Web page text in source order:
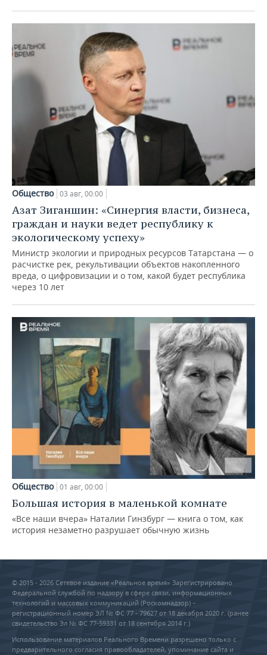
Общество 03 авг, 00:00
Азат Зиганшин: «Синергия власти, бизнеса,
граждан и науки ведет республику к
экологическому успеху»
Министр экологии и природных ресурсов Татарстана — о
расчистке рек, рекультивации объектов накопленного
вреда, о цифровизации и о том, какой будет республика
через 10 лет
Общество 01 авг, 00:00
Большая история в маленькой комнате
«Все наши вчера» Наталии Гинзбург — книга о том, как
история незаметно разрушает обычную жизнь
© 2015 - 2026 Сетевое издание «Реальное время» Зарегистрировано
Федеральной службой по надзору в сфере связи, информационных
технологий и массовых коммуникаций (Роскомнадзор) –
регистрационный номер ЭЛ № ФС 77 - 79627 от 18 декабря 2020 г. (ранее
свидетельство Эл № ФС 77-59331 от 18 сентября 2014 г.)
Использование материалов Реального Времени разрешено только с
предварительного согласия правообладателей, упоминание сайта и